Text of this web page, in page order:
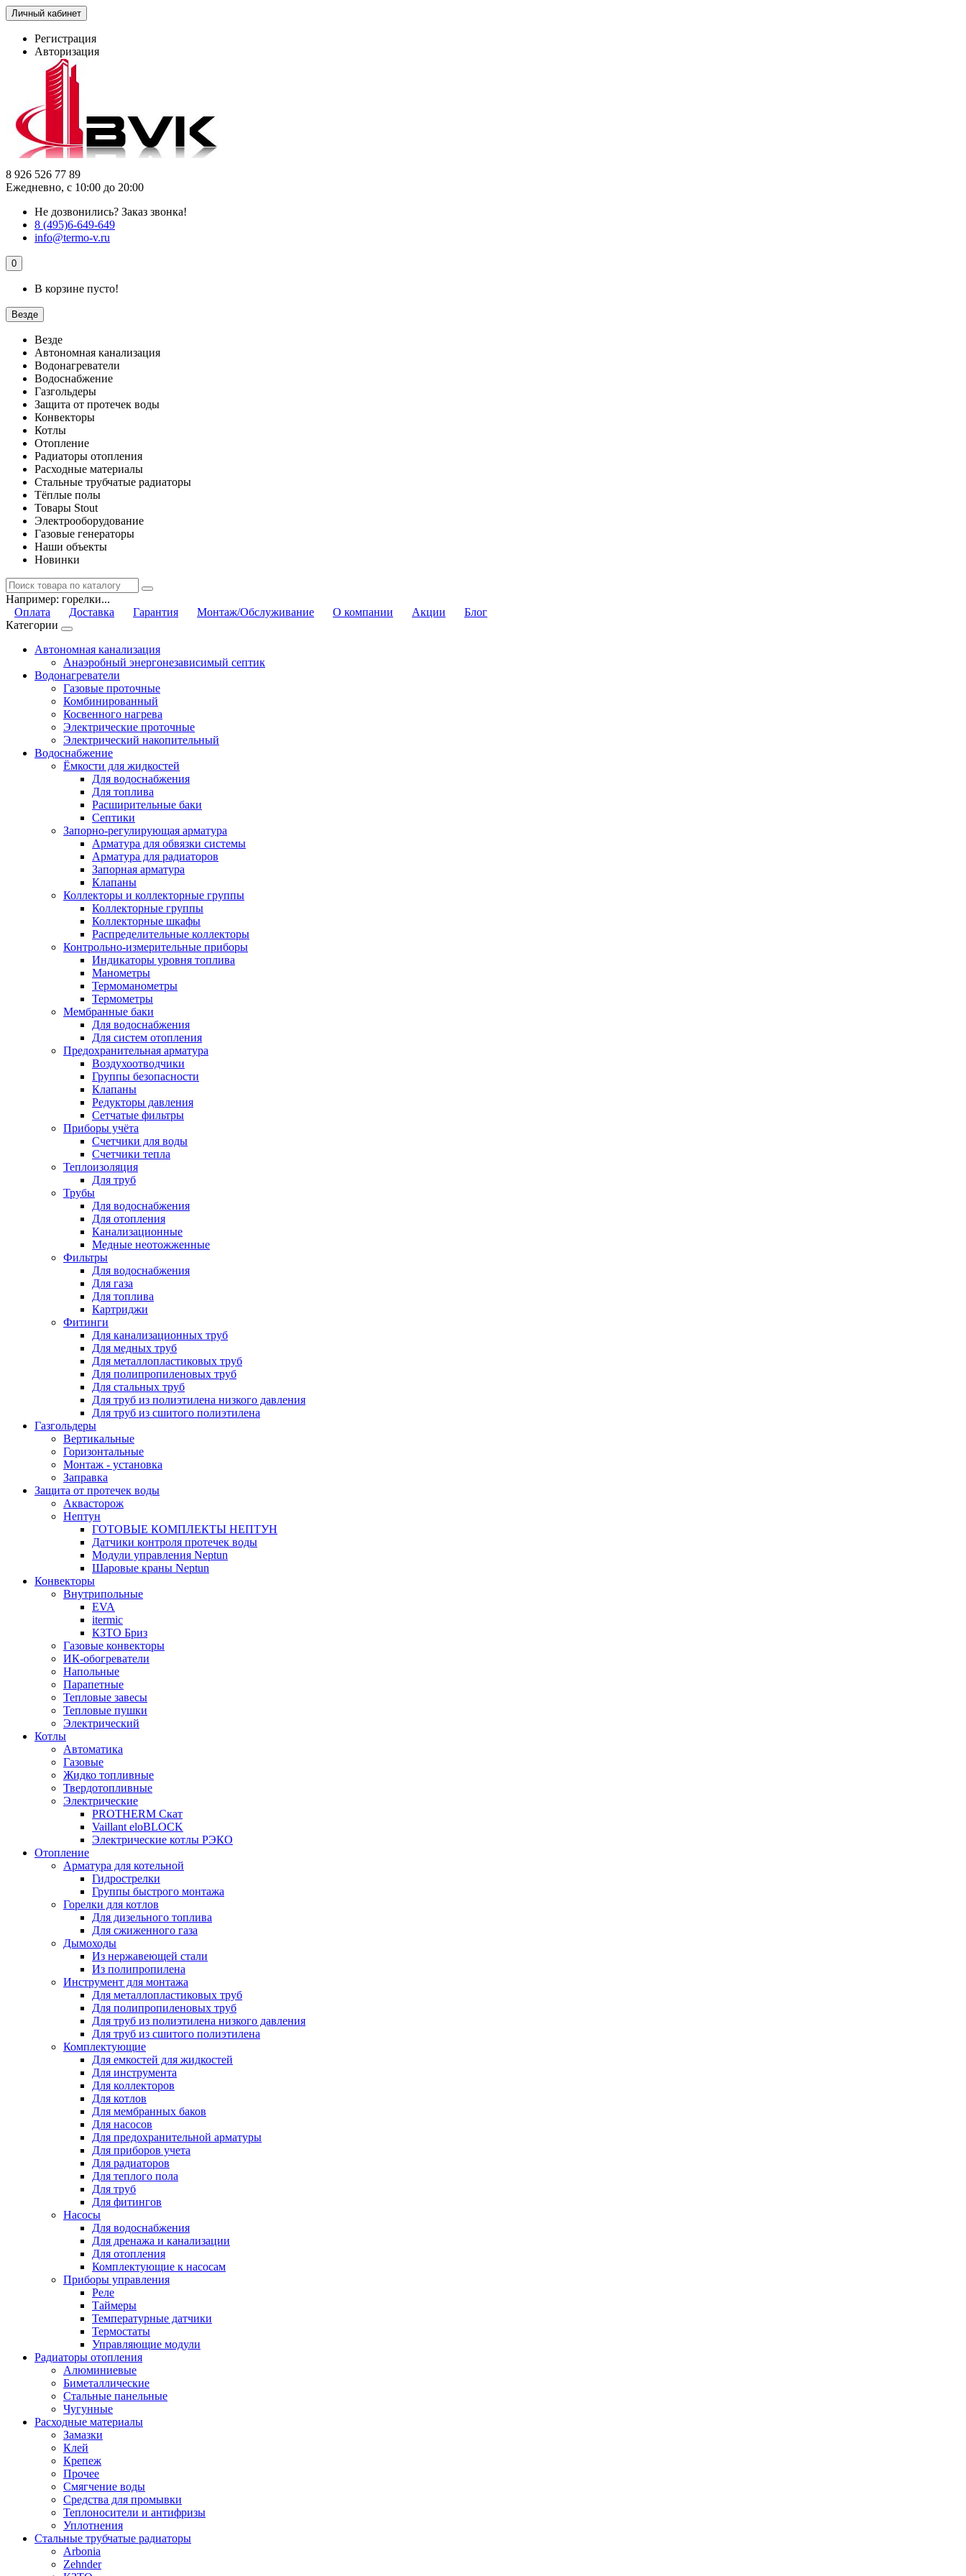
Личный кабинет
Регистрация
Авторизация
8 926 526 77 89
Ежедневно, с 10:00 до 20:00
Не дозвонились? Заказ звонка!
8 (495)6-649-649
info@termo-v.ru
0
В корзине пусто!
Везде
Везде
Автономная канализация
Водонагреватели
Водоснабжение
Газгольдеры
Защита от протечек воды
Конвекторы
Котлы
Отопление
Радиаторы отопления
Расходные материалы
Стальные трубчатые радиаторы
Тёплые полы
Товары Stout
Электрооборудование
Газовые генераторы
Наши объекты
Новинки
Например: горелки...
Оплата
Доставка Гарантия Монтаж/Обслуживание О компании Акции
Блог
Категории
Автономная канализация
Анаэробный энергонезависимый септик
Водонагреватели
Газовые проточные
Комбинированный
Косвенного нагрева
Электрические проточные
Электрический накопительный
Водоснабжение
Ёмкости для жидкостей
Для водоснабжения
Для топлива
Расширительные баки
Септики
Запорно-регулирующая арматура
Арматура для обвязки системы
Арматура для радиаторов
Запорная арматура
Клапаны
Коллекторы и коллекторные группы
Коллекторные группы
Коллекторные шкафы
Распределительные коллекторы
Контрольно-измерительные приборы
Индикаторы уровня топлива
Манометры
Термоманометры
Термометры
Мембранные баки
Для водоснабжения
Для систем отопления
Предохранительная арматура
Воздухоотводчики
Группы безопасности
Клапаны
Редукторы давления
Сетчатые фильтры
Приборы учёта
Счетчики для воды
Счетчики тепла
Теплоизоляция
Для труб
Трубы
Для водоснабжения
Для отопления
Канализационные
Медные неотожженные
Фильтры
Для водоснабжения
Для газа
Для топлива
Картриджи
Фитинги
Для канализационных труб
Для медных труб
Для металлопластиковых труб
Для полипропиленовых труб
Для стальных труб
Для труб из полиэтилена низкого давления
Для труб из сшитого полиэтилена
Газгольдеры
Вертикальные
Горизонтальные
Монтаж - установка
Заправка
Защита от протечек воды
Аквасторож
Нептун
ГОТОВЫЕ КОМПЛЕКТЫ НЕПТУН
Датчики контроля протечек воды
Модули управления Neptun
Шаровые краны Neptun
Конвекторы
Внутрипольные
EVA
itermic
КЗТО Бриз
Газовые конвекторы
ИК-обогреватели
Напольные
Парапетные
Тепловые завесы
Тепловые пушки
Электрический
Котлы
Автоматика
Газовые
Жидко топливные
Твердотопливные
Электрические
PROTHERM Скат
Vaillant eloBLOCK
Электрические котлы РЭКО
Отопление
Арматура для котельной
Гидрострелки
Группы быстрого монтажа
Горелки для котлов
Для дизельного топлива
Для сжиженного газа
Дымоходы
Из нержавеющей стали
Из полипропилена
Инструмент для монтажа
Для металлопластиковых труб
Для полипропиленовых труб
Для труб из полиэтилена низкого давления
Для труб из сшитого полиэтилена
Комплектующие
Для емкостей для жидкостей
Для инструмента
Для коллекторов
Для котлов
Для мембранных баков
Для насосов
Для предохранительной арматуры
Для приборов учета
Для радиаторов
Для теплого пола
Для труб
Для фитингов
Насосы
Для водоснабжения
Для дренажа и канализации
Для отопления
Комплектующие к насосам
Приборы управления
Реле
Таймеры
Температурные датчики
Термостаты
Управляющие модули
Радиаторы отопления
Алюминиевые
Биметаллические
Стальные панельные
Чугунные
Расходные материалы
Замазки
Клей
Крепеж
Прочее
Смягчение воды
Средства для промывки
Теплоносители и антифризы
Уплотнения
Стальные трубчатые радиаторы
Arbonia
Zehnder